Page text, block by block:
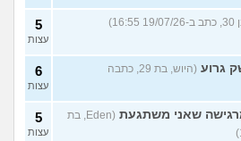
5
עצות
גרוע
(היוש, בת 29, כתבה
6
עצות
שאני משתגעת
(Eden, בת
5
עצות